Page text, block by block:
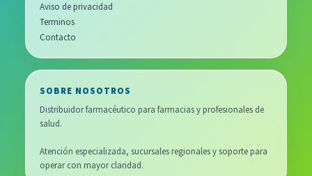
Aviso de privacidad
Terminos
Contacto
SOBRE NOSOTROS
Distribuidor farmacéutico para farmacias y profesionales de
salud.
Atención especializada, sucursales regionales y soporte para
operar con mayor claridad.